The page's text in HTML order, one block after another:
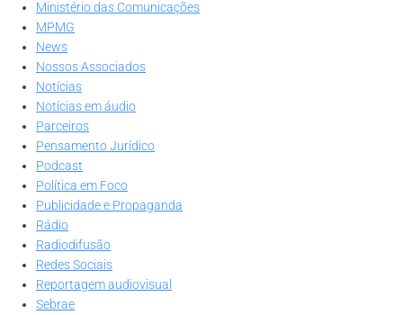
Ministério das Comunicações
MPMG
News
Nossos Associados
Notícias
Notícias em áudio
Parceiros
Pensamento Jurídico
Podcast
Política em Foco
Publicidade e Propaganda
Rádio
Radiodifusão
Redes Sociais
Reportagem audiovisual
Sebrae